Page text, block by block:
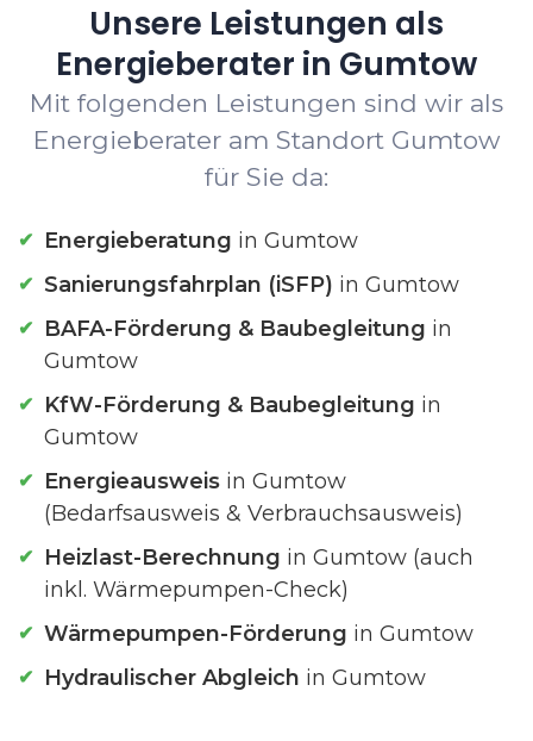
Unsere Leistungen als
Energieberater in Gumtow
Mit folgenden Leistungen sind wir als
Energieberater am Standort Gumtow
für Sie da:
Energieberatung in Gumtow
Sanierungsfahrplan (iSFP) in Gumtow
BAFA-Förderung & Baubegleitung in
Gumtow
KfW-Förderung & Baubegleitung in
Gumtow
Energieausweis in Gumtow
(Bedarfsausweis & Verbrauchsausweis)
Heizlast-Berechnung in Gumtow (auch
inkl. Wärmepumpen-Check)
Wärmepumpen-Förderung in Gumtow
Hydraulischer Abgleich in Gumtow